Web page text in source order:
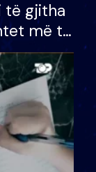
të gjitha
më të
Do më